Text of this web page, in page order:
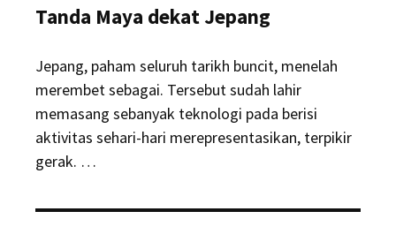
Tanda Maya dekat Jepang
Jepang, paham seluruh tarikh buncit, menelah
merembet sebagai. Tersebut sudah lahir
memasang sebanyak teknologi pada berisi
aktivitas sehari-hari merepresentasikan, terpikir
gerak. …